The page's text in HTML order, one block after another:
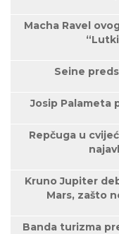
Macha Ravel
Seine
Josip Palameta
Repčuga u
Kruno Jupiter
Mars, zašto
Banda turizma